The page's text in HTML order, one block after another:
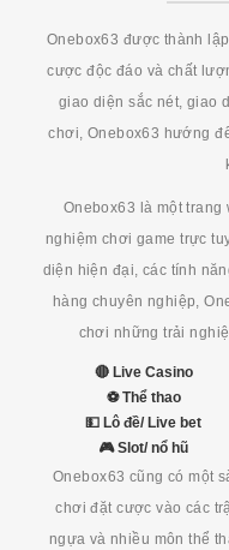
Onebox63 được thành
cược độc đáo và chất
giao diện sắc nét, giao
chơi, Onebox63 hướng
Onebox63 là một
nghiệm chơi game trực
diện hiện đại, các tính
hàng chuyên nghiệp,
chơi những trải
🔴 Live Casino
⚽ Thể thao
💵 Lô đề/ Live bet
🎮 Slot/ nổ hũ
Onebox63 cũng có một
chơi đặt cược vào các
ngựa và nhiều môn thể